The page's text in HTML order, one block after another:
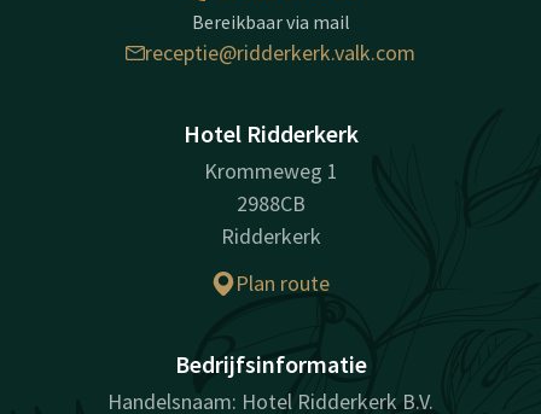
Bereikbaar via mail
receptie@ridderkerk.valk.com
Hotel Ridderkerk
Krommeweg 1
2988CB
Ridderkerk
Plan route
Bedrijfsinformatie
Handelsnaam: Hotel Ridderkerk B.V.